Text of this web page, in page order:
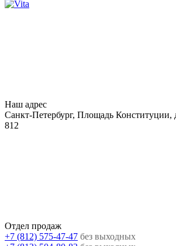
Наш адрес
Санкт-Петербург, Площадь Конституции,
812
Отдел продаж
+7 (812) 575-47-47 без выходных